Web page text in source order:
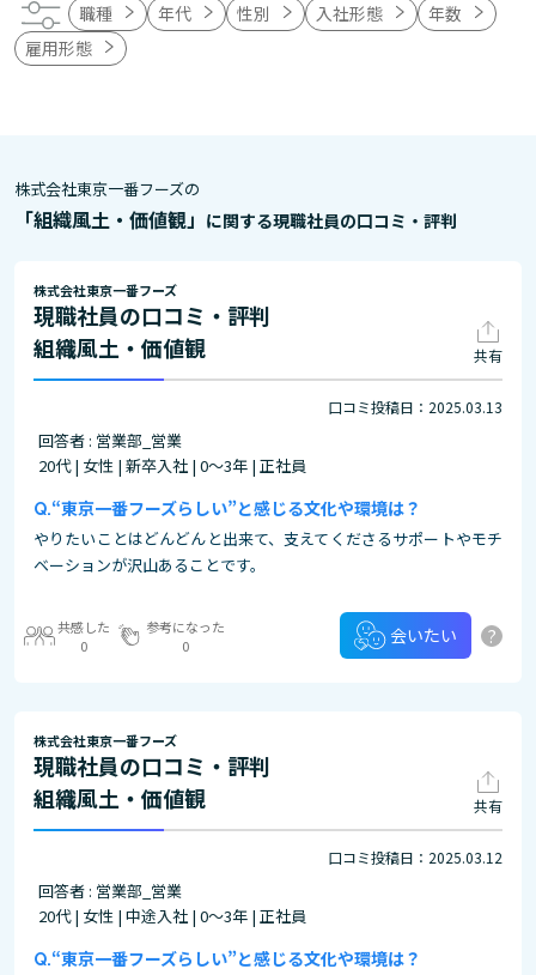
職種 年代 性別 入社形態
年数
雇用形態
株式会社東京一番フーズの
「組織風土・価値観」 に関する現職社員の口コミ・評判
株式会社東京一番フーズ
現職社員の口コミ・評判
組織風土・価値観
共有
口コミ投稿日：2025.03.13
回答者 : 営業部_営業
20代 | 女性 | 新卒入社 | 0～3年 | 正社員
“東京一番フーズらしい”と感じる文化や環境は？
やりたいことはどんどんと出来て、支えてくださるサポートやモチ
ベーションが沢山あることです。
共感した
0
参考になった
0
会いたい ?
株式会社東京一番フーズ
現職社員の口コミ・評判
組織風土・価値観
共有
口コミ投稿日：2025.03.12
回答者 : 営業部_営業
20代 | 女性 | 中途入社 | 0～3年 | 正社員
“東京一番フーズらしい”と感じる文化や環境は？